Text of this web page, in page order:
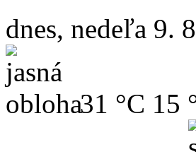
dnes, nedeľa 9.
31 °C 15